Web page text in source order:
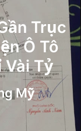
Trục
Ô Tô
Vài Tỷ
Mỹ